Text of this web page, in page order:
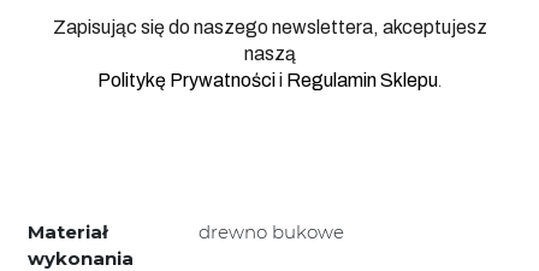
Zapisując się do naszego newslettera, akceptujesz
naszą
Politykę Prywatnościi Regulamin Sklepu
Materiał
wykonania
drewno bukowe